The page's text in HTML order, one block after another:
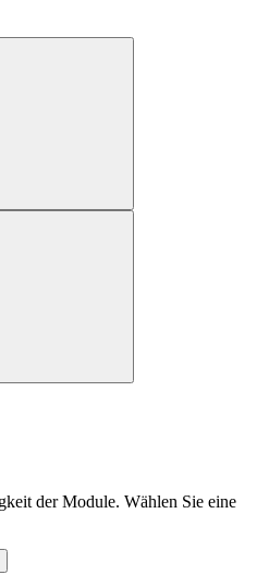
der Module. Wählen Sie eine